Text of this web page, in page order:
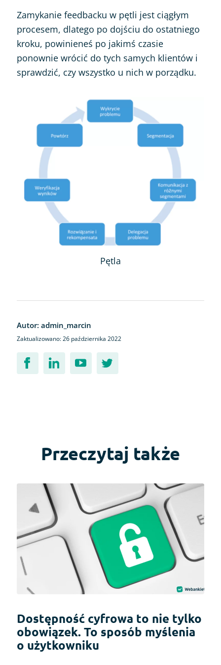
Zamykanie feedbacku w pętli jest ciągłym
procesem, dlatego po dojściu do ostatniego
kroku, powinieneś po jakimś czasie
ponownie wrócić do tych samych klientów i
sprawdzić, czy wszystko u nich w porządku.
Pętla
Autor: admin_marcin
Zaktualizowano: 26 października 2022
Przeczytaj także
Dostępność cyfrowa to nie tylko
obowiązek. To sposób myślenia
o użytkowniku